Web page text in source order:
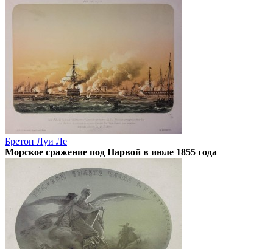
Бретон Луи Ле
Морское сражение под Нарвой в июле 1855 года